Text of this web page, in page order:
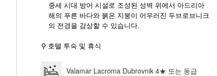
중세 시대 방어 시설로 조성된 성벽 위에서 아드리아
해의 푸른 바다와 붉은 지붕이 어우러진 두브로브니크
의 전경을 감상할 수 있습니다.
⚲ 호텔 투숙 및 휴식
Valamar Lacroma Dubrovnik 4★ 또는 동급